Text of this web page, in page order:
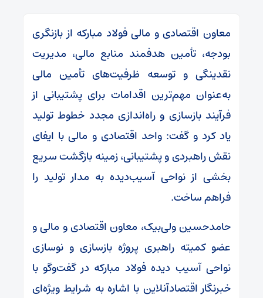
معاون اقتصادی و مالی فولاد مبارکه از بازنگری
بودجه، تأمین هدفمند منابع مالی، مدیریت
نقدینگی و توسعه ظرفیت‌های تأمین مالی
به‌عنوان مهم‌ترین اقدامات برای پشتیبانی از
فرآیند بازسازی و راه‌اندازی مجدد خطوط تولید
یاد کرد و گفت: واحد اقتصادی و مالی با ایفای
نقش راهبردی و پشتیبانی، زمینه بازگشت سریع
بخشی از نواحی آسیب‌دیده به مدار تولید را
فراهم ساخت.
حامدحسین ولی‌بیک، معاون اقتصادی و مالی و
عضو کمیته راهبری پروژه بازسازی و نوسازی
نواحی آسیب دیده فولاد مبارکه در گفت‌و‌گو با
خبرنگار اقتصادآنلاین با اشاره به شرایط ویژه‌ای